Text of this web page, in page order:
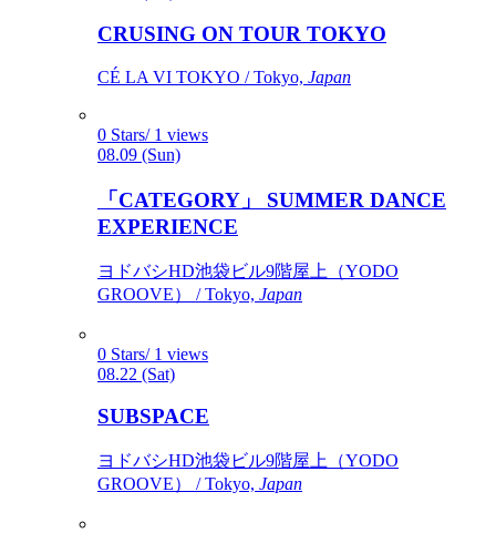
CRUSING ON TOUR TOKYO
CÉ LA VI TOKYO / Tokyo, Japan
0 Stars/ 1 views
08.09 (Sun)
「CATEGORY」 SUMMER DANCE
EXPERIENCE
ヨドバシHD池袋ビル9階屋上（YODO
GROOVE） / Tokyo, Japan
0 Stars/ 1 views
08.22 (Sat)
SUBSPACE
ヨドバシHD池袋ビル9階屋上（YODO
GROOVE） / Tokyo, Japan